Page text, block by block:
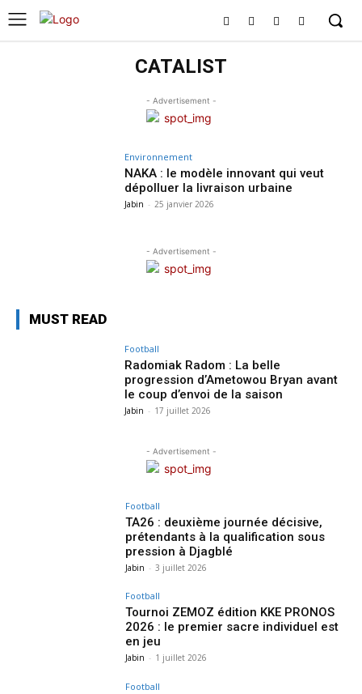
CATALIST
- Advertisement -
Environnement
NAKA : le modèle innovant qui veut
dépolluer la livraison urbaine
Jabin - 25 janvier 2026
- Advertisement -
MUST READ
Football
Radomiak Radom : La belle
progression d’Ametowou Bryan avant
le coup d’envoi de la saison
Jabin - 17 juillet 2026
- Advertisement -
Football
TA26 : deuxième journée décisive,
prétendants à la qualification sous
pression à Djagblé
Jabin - 3 juillet 2026
Football
Tournoi ZEMOZ édition KKE PRONOS
2026 : le premier sacre individuel est
en jeu
Jabin - 1 juillet 2026
Football